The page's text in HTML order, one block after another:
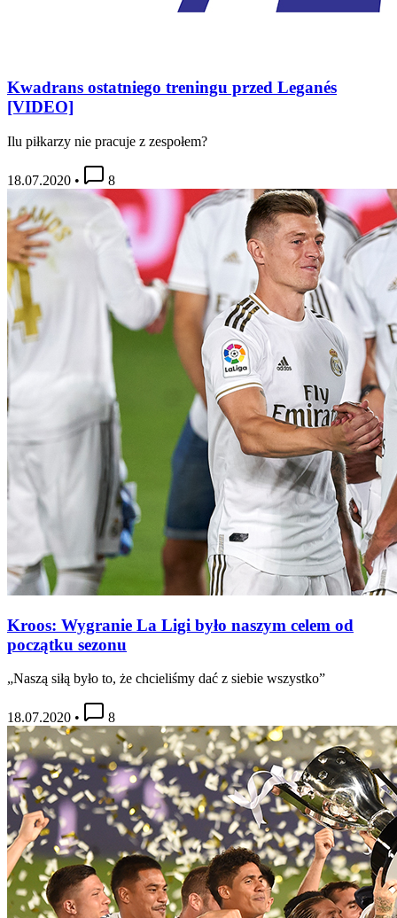
Kwadrans ostatniego treningu przed Leganés
[VIDEO]
Ilu piłkarzy nie pracuje z zespołem?
18.07.2020 • 8
Kroos: Wygranie La Ligi było naszym celem od
początku sezonu
„Naszą siłą było to, że chcieliśmy dać z siebie wszystko”
18.07.2020 • 8